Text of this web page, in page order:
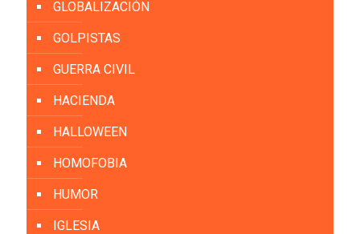
GLOBALIZACIÓN
GOLPISTAS
GUERRA CIVIL
HACIENDA
HALLOWEEN
HOMOFOBIA
HUMOR
IGLESIA